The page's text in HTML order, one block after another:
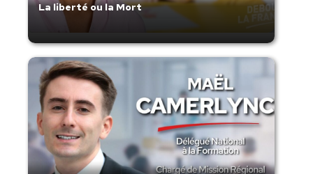
La liberté ou la Mort